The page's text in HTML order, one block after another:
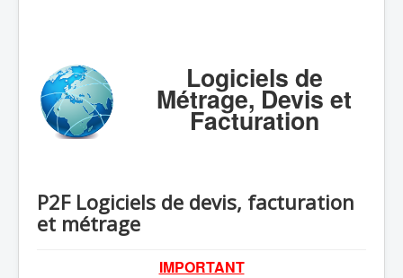
Support
Tarifs/Acheter
Contact / Mail / Liens
Logiciels de
Métrage, Devis et
Facturation
P2F Logiciels de devis, facturation
et métrage
IMPORTANT